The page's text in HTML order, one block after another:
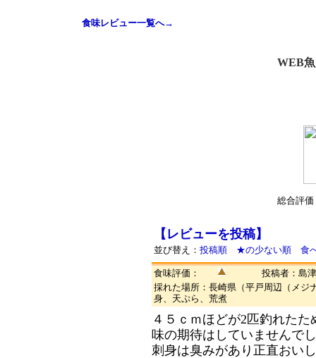
食味レビュー一覧へ→
WEB
総合評価
【レビューを投稿】
並び替え： 投稿順 ★の少ない順 食
食味評価：
投稿者：島津
採れた場所：長崎県（平戸周辺（
身、天ぷら、荒煮
４５ｃｍほどが2匹釣れた
味の期待はしていませんで
刺身は臭みがあり正直おい